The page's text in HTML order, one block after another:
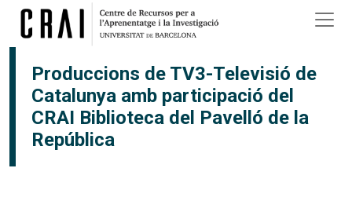
Vés al contingut
Produccions de TV3-Televisió de
Catalunya amb participació del
CRAI Biblioteca del Pavelló de la
República
×